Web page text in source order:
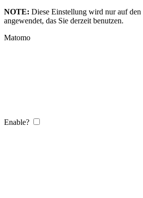
NOTE: Diese Einstellung wird nur auf
angewendet, das Sie derzeit benutzen.
Matomo
Enable?